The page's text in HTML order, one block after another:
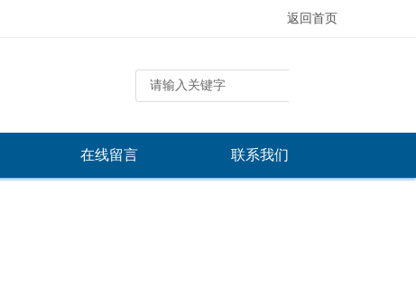
返回首页
在线留言 联系我们